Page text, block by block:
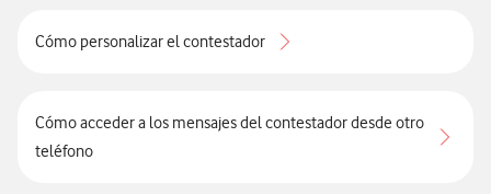
Cómo personalizar el contestador
Cómo acceder a los mensajes del contestador desde otro
teléfono